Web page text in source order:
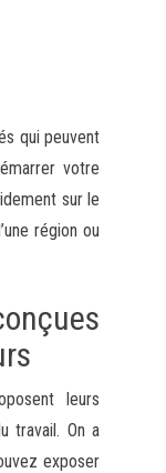
qui peuvent
votre
sur le
région ou
leurs
travail. On a
exposer